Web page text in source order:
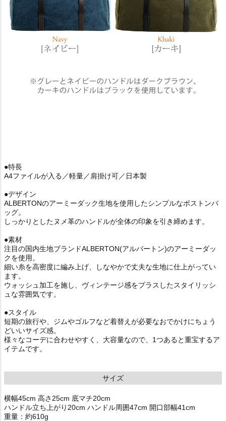
●特長
A4ファイルが入る／軽量／肩掛け可／日本製
●デザイン
ALBERTONのアーミーダック生地を使用したシンプルなボストンバ
ッグ。
しっかりとしたヌメ革のハンドルが全体の印象を引き締めます。
●素材
注目の国内生地ブランドALBERTON(アルバートン)のアーミーダッ
クを使用。
細い糸を高密度に編み上げ、しなやかで丈夫な生地に仕上がってい
ます。
ウォッシュ加工を施し、ヴィンテージ感をプラスしたスタイリッシ
ュな雰囲気です。
●スタイル
短期の旅行や、ジムやゴルフなど着替えが必要なおでかけにちょう
どいいサイズ感。
様々なコーデに合わせやすく、大容量なので、1つあると重宝するア
イテムです。
サイズ
横幅45cm 高さ25cm 底マチ20cm
ハンドル立ち上がり20cm ハンドル周囲47cm 開口部幅41cm
重量：約610g